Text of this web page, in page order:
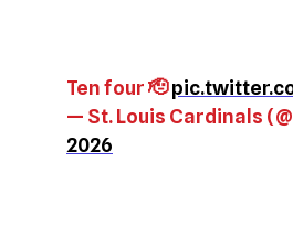
Ten four 🫡
— St. Louis Cardinals
2026